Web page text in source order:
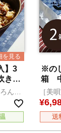
】3
き込
ん倶
※の
箱
みセ
［美
楽部
¥
送